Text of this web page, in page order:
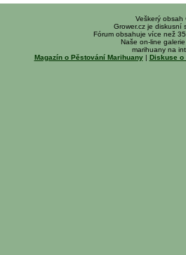
Veškerý obsah
Grower.cz je diskusní
Fórum obsahuje více než
Naše on-line
marihuany na
Magazín o Pěstování Marihuany| Diskuse o